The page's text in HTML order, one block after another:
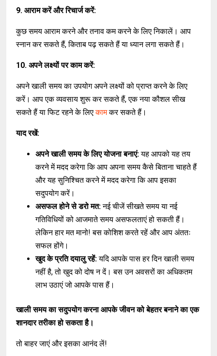
9. आराम करें और रिचार्ज करें:
कुछ समय आराम करने और तनाव कम करने के लिए निकालें। आप
स्नान कर सकते हैं, किताब पढ़ सकते हैं या ध्यान लगा सकते हैं।
10. अपने लक्ष्यों पर काम करें:
अपने खाली समय का उपयोग अपने लक्ष्यों को प्राप्त करने के लिए
करें। आप एक व्यवसाय शुरू कर सकते हैं, एक नया कौशल सीख
सकते हैं या फिट रहने के लिएकामकर सकते हैं।
याद रखें:
अपने खाली समय के लिए योजना बनाएं:यह आपको यह तय
करने में मदद करेगा कि आप अपना समय कैसे बिताना चाहते हैं
और यह सुनिश्चित करने में मदद करेगा कि आप इसका
सदुपयोग करें।
असफल होने से डरो मत:नई चीजें सीखते समय या नई
गतिविधियों को आजमाते समय असफलताएं हो सकती हैं।
लेकिन हार मत मानो! बस कोशिश करते रहें और आप अंततः
सफल होंगे।
खुद के प्रति दयालु रहें:यदि आपके पास हर दिन खाली समय
नहीं है, तो खुद को दोष न दें। बस उन अवसरों का अधिकतम
लाभ उठाएं जो आपके पास हैं।
खाली समय का सदुपयोग करना आपके जीवन को बेहतर बनाने का एक
शानदार तरीका हो सकता है।
तो बाहर जाएं और इसका आनंद लें!